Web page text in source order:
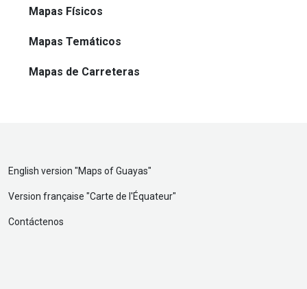
Mapas Físicos
Mapas Temáticos
Mapas de Carreteras
English version "Maps of Guayas"
Version française "Carte de l'Équateur"
Contáctenos